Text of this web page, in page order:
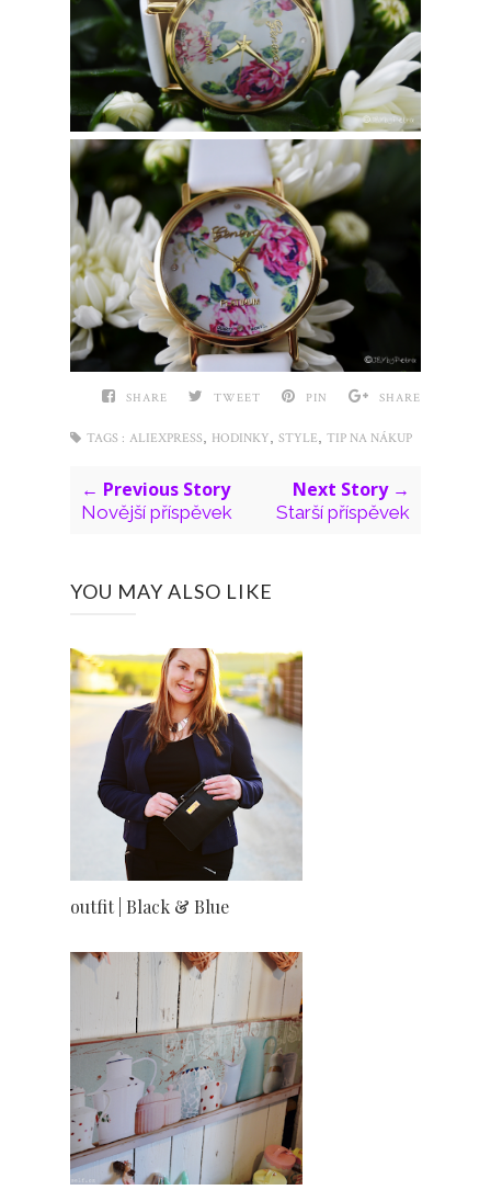
SHARE TWEET PIN SHARE
TAGS : ALIEXPRESS, HODINKY, STYLE, TIP NA NÁKUP
← Previous Story
Novější příspěvek
Next Story →
Starší příspěvek
YOU MAY ALSO LIKE
outfit | Black & Blue